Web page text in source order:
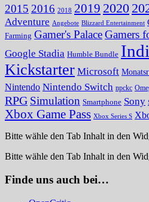
2015 2016 2018 2019 2020
Adventure Angebote Blizzard Entertainment
Farming Gamer's PalaceGamers
Google Stadia Humble Bundle
Kickstarter Microsoft
Nintendo Nintendo Switch npckc
RPG Simulation Smartphone Sony
Xbox Game Pass Xbox Series S
Bitte wähle den Tab Inhalt in den
Bitte wähle den Tab Inhalt in den
Finde uns auch bei…